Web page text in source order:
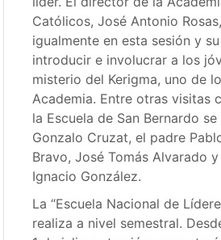
Católicos, José Antonio
igualmente en esta sesión y
introducir e involucrar a los
misterio del Kerigma, uno de
Academia. Entre otras visitas
la Escuela de San Bernardo
Gonzalo Cruzat, el padre
Bravo, José Tomás Alvarado
Ignacio González.
La “Escuela Nacional de
realiza a nivel semestral.